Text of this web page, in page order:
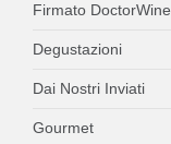
Firmato DoctorWine
Degustazioni
Dai Nostri Inviati
Gourmet